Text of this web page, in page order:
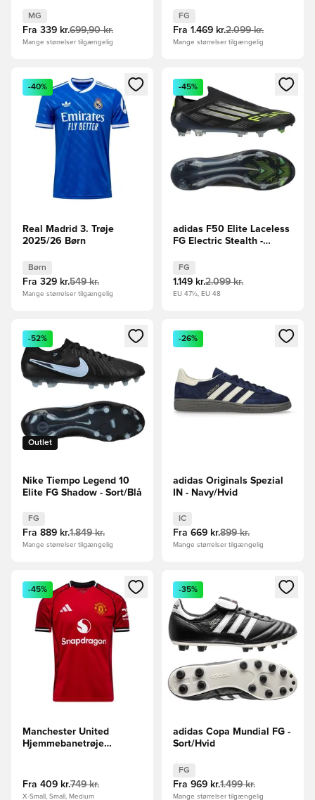
MG
Fra 339 kr.699,90 kr.
Mange størrelser tilgængelig
Orange/Turkis/Grøn
FG
Fra 1.469 kr.2.099 kr.
Mange størrelser tilgængelig
Åbner en Modal til at logge ind eller tilmelde dig som
-40%
Real Madrid 3. Trøje
2025/26 Børn
Børn
Fra 329 kr.549 kr.
Mange størrelser tilgængelig
Åbner en Modal til at logge
-45%
adidas F50 Elite Laceless
FG Electric Stealth -
FG
1.149 kr.2.099 kr.
EU 47½, EU 48
Åbner en Modal til at logge ind eller tilmelde dig som
Outlet
-52%
Nike Tiempo Legend 10
Elite FG Shadow - Sort/Blå
FG
Fra 889 kr.1.849 kr.
Mange størrelser tilgængelig
Åbner en Modal til at logge
-26%
adidas Originals Spezial
IN - Navy/Hvid
IC
Fra 669 kr.899 kr.
Mange størrelser tilgængelig
Åbner en Modal til at logge ind eller tilmelde dig som
-45%
Manchester United
Hjemmebanetrøje
Fra 409 kr.749 kr.
X-Small, Small, Medium
Åbner en Modal til at logge
-35%
adidas Copa Mundial FG -
Sort/Hvid
FG
Fra 969 kr.1.499 kr.
Mange størrelser tilgængelig